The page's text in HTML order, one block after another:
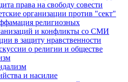
права на свободу совести
организации против "сект"
религиозных
и конфликты со СМИ
в защиту нравственности
о религии и обществе
и насилие